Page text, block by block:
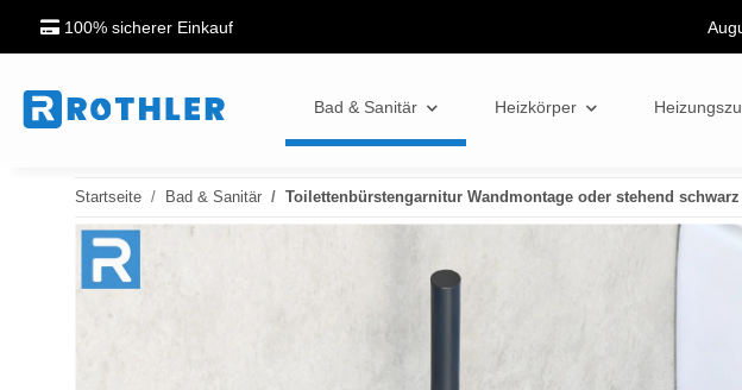
100% sicherer Einkauf
Bad & Sanitär Heizkörper
Startseite Bad & Sanitär Toilettenbürstengarnitur Wandmontage oder stehend schwarz